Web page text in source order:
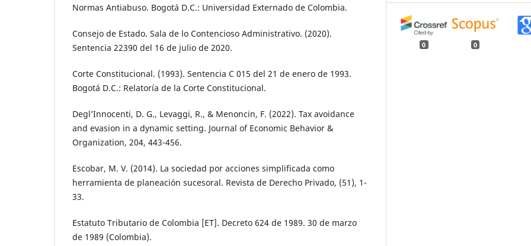
Normas Antiabuso. Bogotá D.C.: Universidad Externado de Colombia.
Consejo de Estado. Sala de lo Contencioso Administrativo. (2020).
Sentencia 22390 del 16 de julio de 2020.
Corte Constitucional. (1993). Sentencia C 015 del 21 de enero de 1993.
Bogotá D.C.: Relatoría de la Corte Constitucional.
Degl’Innocenti, D. G., Levaggi, R., & Menoncin, F. (2022). Tax avoidance
and evasion in a dynamic setting. Journal of Economic Behavior &
Organization, 204, 443-456.
Escobar, M. V. (2014). La sociedad por acciones simplificada como
herramienta de planeación sucesoral. Revista de Derecho Privado, (51), 1-
33.
Estatuto Tributario de Colombia [ET]. Decreto 624 de 1989. 30 de marzo
de 1989 (Colombia).
0 0